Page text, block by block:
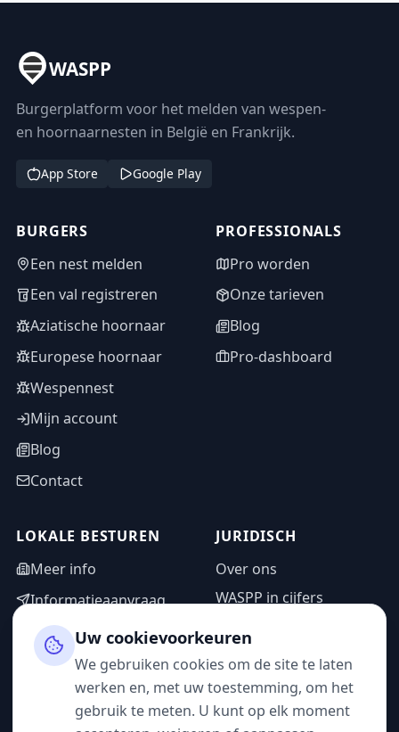
WASPP
Burgerplatform voor het melden van wespen-
en hoornaarnesten in België en Frankrijk.
App Store Google Play
BURGERS
Een nest melden
Een val registreren
Aziatische hoornaar
Europese hoornaar
Wespennest
Mijn account
Blog
Contact
PROFESSIONALS
Pro worden
Onze tarieven
Blog
Pro-dashboard
LOKALE BESTUREN
Meer info
Informatieaanvraag
Adminzone
JURIDISCH
Over ons
WASPP in cijfers
Privacybeleid
Gebruiksvoorwaarden
Uw cookievoorkeuren
We gebruiken cookies om de site te laten
werken en, met uw toestemming, om het
gebruik te meten. U kunt op elk moment